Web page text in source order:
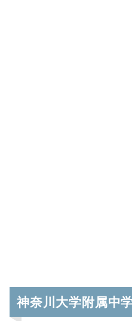
神奈川大学附属中